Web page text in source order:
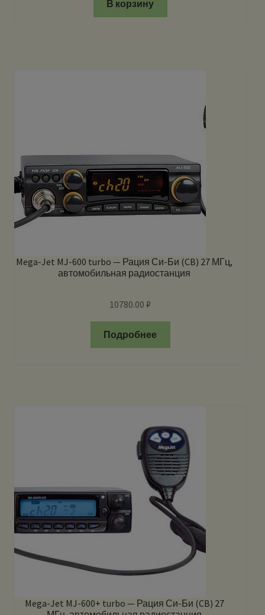
В корзину
Mega-Jet MJ-600 turbo — Рация Си-Би (CB) 27 МГц,
автомобильная радиостанция
10780.00₽
Подробнее
Mega-Jet MJ-600+ turbo — Рация Си-Би (CB) 27